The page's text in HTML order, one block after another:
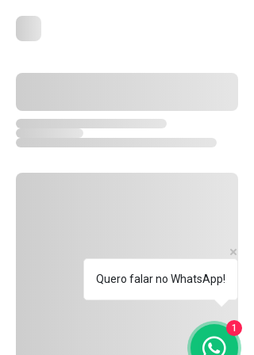
Quero falar no WhatsApp!
1